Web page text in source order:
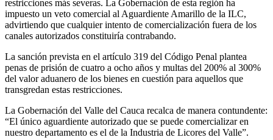
restricciones más severas. La Gobernación de esta región ha
impuesto un veto comercial al Aguardiente Amarillo de la ILC,
advirtiendo que cualquier intento de comercialización fuera de los
canales autorizados constituiría contrabando.
La sanción prevista en el artículo 319 del Código Penal plantea
penas de prisión de cuatro a ocho años y multas del 200% al 300%
del valor aduanero de los bienes en cuestión para aquellos que
transgredan estas restricciones.
La Gobernación del Valle del Cauca recalca de manera contundente:
“El único aguardiente autorizado que se puede comercializar en
nuestro departamento es el de la Industria de Licores del Valle”.